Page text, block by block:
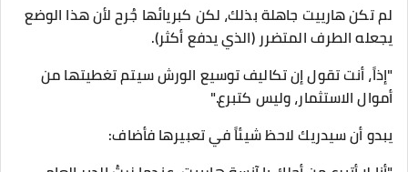
​لم تكن هارييت جاهلة بذلك، لكن كبريائها جُرح لأن هذا الوضع
يجعله الطرف المتضرر (الذي يدفع أكثر).
​"إذاً، أنت تقول إن تكاليف توسيع الورش سيتم تغطيتها من
أموال الاستثمار، وليس كتبرع."
يبدو أن سيدريك لاحظ شيئاً في تعبيرها فأضاف: